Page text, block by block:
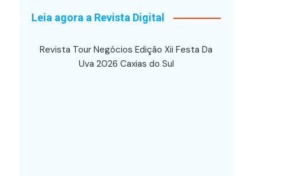
Leia agora a Revista Digital
Revista Tour Negócios Edição Xii Festa Da
Uva 2026 Caxias do Sul